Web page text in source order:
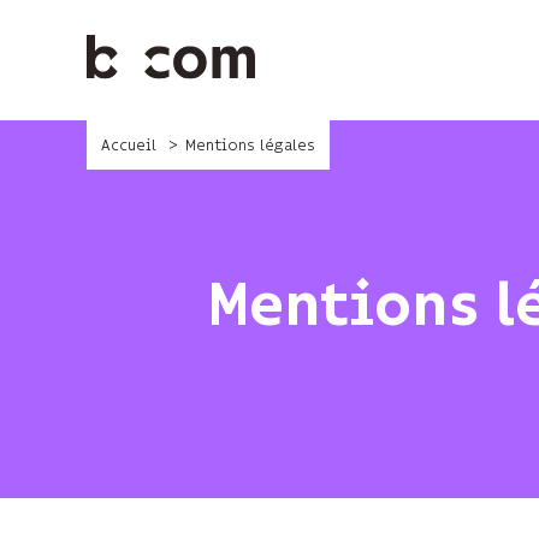
Accueil Mentions légales
Mentions